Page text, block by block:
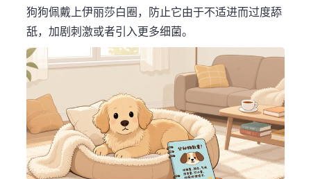
狗狗佩戴上伊丽莎白圈，防止它由于不适进而过度舔
舐，加剧刺激或者引入更多细菌。